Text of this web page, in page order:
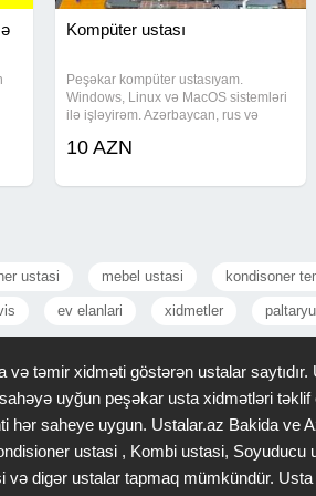
Kompüter ustası
Peşəkar kompüter ustasıyam.
Windows, Linux və MacOS sistemləri
ilə işləyirəm. Azərbaycan, rus və
Xidmətlər və təxmini qiymətlər: -
quraşdırılması və yenidən
10 AZN
ustasi mebel ustasi kondisoner
ev elanlari xidmetler
təmir xidməti göstərən ustalar
uyğun peşəkar usta xidmətləri
hər saheye uygun. Ustalar.az Bakida
ustasi , Kombi ustasi,
və digər ustalar tapmaq mümkündür.